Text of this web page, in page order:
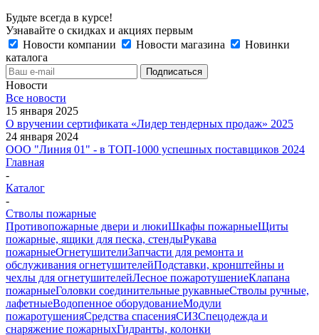
Будьте всегда в курсе!
Узнавайте о скидках и акциях первым
Новости компании
Новости магазина
Новинки
каталога
Новости
Все новости
15 января 2025
О вручении сертификата «Лидер тендерных продаж» 2025
24 января 2024
ООО "Линия 01" - в ТОП-1000 успешных поставщиков 2024
Главная
-
Каталог
-
Стволы пожарные
Противопожарные двери и люкиШкафы пожарныеЩиты
пожарные, ящики для песка, стендыРукава
пожарныеОгнетушителиЗапчасти для ремонта и
обслуживания огнетушителейПодставки, кронштейны и
чехлы для огнетушителейЛесное пожаротушениеКлапана
пожарныеГоловки соединительные рукавныеСтволы ручные,
лафетныеВодопенное оборудованиеМодули
пожаротушенияСредства спасенияСИЗСпецодежда и
снаряжение пожарныхГидранты, колонки